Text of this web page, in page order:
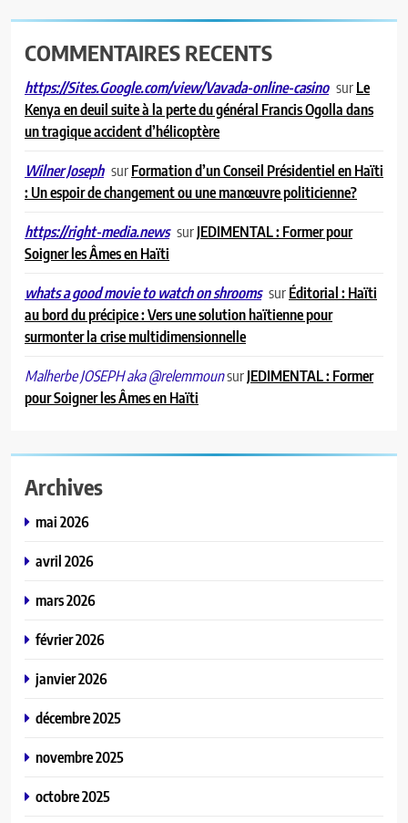
COMMENTAIRES RECENTS
https://Sites.Google.com/view/Vavada-online-casino surLe
Kenya en deuil suite à la perte du général Francis Ogolla dans
un tragique accident d’hélicoptère
Wilner Joseph surFormation d’un Conseil Présidentiel en Haïti
: Un espoir de changement ou une manœuvre politicienne?
https://right-media.news surJEDIMENTAL : Former pour
Soigner les Âmes en Haïti
whats a good movie to watch on shrooms surÉditorial : Haïti
au bord du précipice : Vers une solution haïtienne pour
surmonter la crise multidimensionnelle
Malherbe JOSEPH aka @relemmounsurJEDIMENTAL : Former
pour Soigner les Âmes en Haïti
Archives
mai 2026
avril 2026
mars 2026
février 2026
janvier 2026
décembre 2025
novembre 2025
octobre 2025